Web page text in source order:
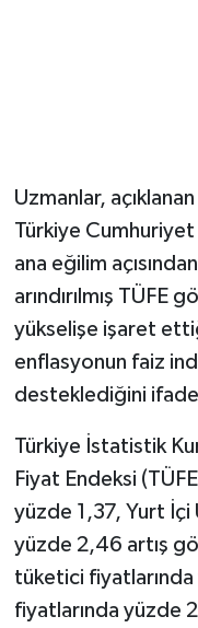
Uzmanlar,
Türkiye Cumhuriyet
ana eğilim
arındırılmış TÜFE
yükselişe işaret
enflasyonun faiz
desteklediğini
Türkiye İstatistik
Fiyat Endeksi
yüzde 1,37, Yurt İçi
yüzde 2,46 artış
tüketici
fiyatlarında yüzde
Seri İlan
Siyaset
Sokak
Sonsöz Özel
Spor
Vasıta
Yaşam